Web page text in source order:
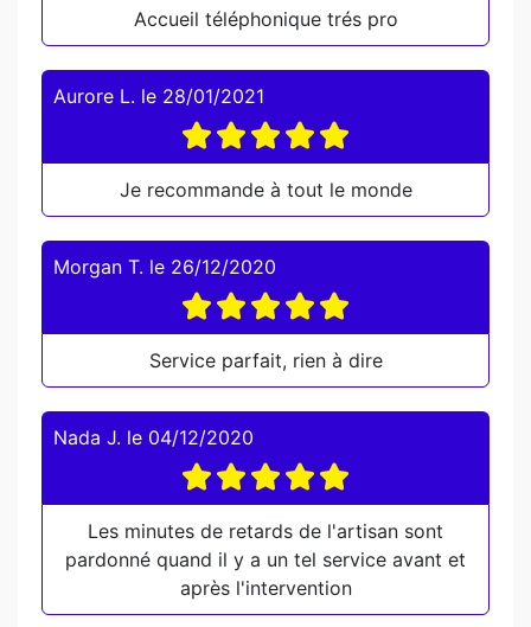
Accueil téléphonique trés pro
Aurore L. le 28/01/2021
Je recommande à tout le monde
Morgan T. le 26/12/2020
Service parfait, rien à dire
Nada J. le 04/12/2020
Les minutes de retards de l'artisan sont
pardonné quand il y a un tel service avant et
après l'intervention